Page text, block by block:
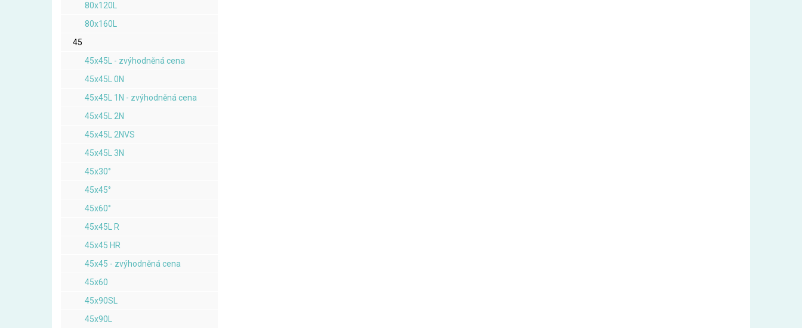
80x120L
80x160L
45
45x45L - zvýhodněná cena
45x45L 0N
45x45L 1N - zvýhodněná cena
45x45L 2N
45x45L 2NVS
45x45L 3N
45x30°
45x45°
45x60°
45x45L R
45x45 HR
45x45 - zvýhodněná cena
45x60
45x90SL
45x90L